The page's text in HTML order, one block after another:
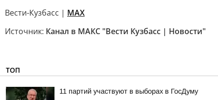
Вести-Кузбасс | MAX
Источник: Канал в МАКС "Вести Кузбасс | Новости"
ТОП
11 партий участвуют в выборах в ГосДуму